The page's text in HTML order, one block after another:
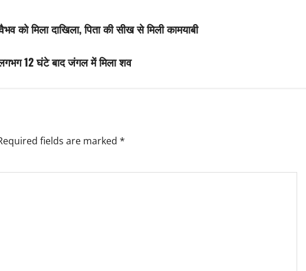
को मिला दाखिला, पिता की सीख से मिली कामयाबी
लगभग 12 घंटे बाद जंगल में मिला शव
fields are marked *